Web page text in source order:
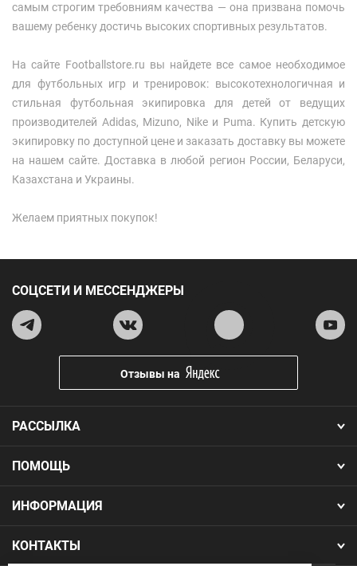
самым строгим требовниям качества — она призвана помочь
вашему ребенку достичь высоких спортивных результатов.
На сайте Footballstore.ru вы найдете все самое необходимое
для футбольных игр и тренировок: высокотехнологичная и
стильная футбольная экипировка для детей от ведущих
производителей Adidas, Mizuno, Nike и Puma. Купить детскую
экипировку по доступной цене и заказать доставку вы можете
на нашем сайте. Доставка в любой регион России, Беларуси,
Казахстана и Украины.
Желаем приятных покупок!
ПОМОЩЬ
ИНФОРМАЦИЯ
КОНТАКТЫ
РАССЫЛКА
СОЦСЕТИ И МЕССЕНДЖЕРЫ
Отзывы на